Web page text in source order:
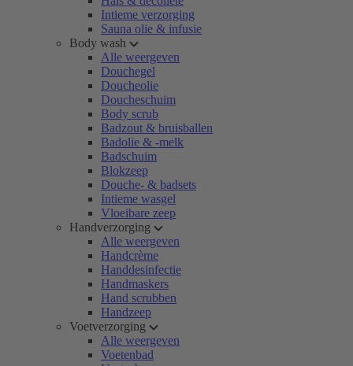
Intieme verzorging
Sauna olie & infusie
Body wash
Alle weergeven
Douchegel
Doucheolie
Doucheschuim
Body scrub
Badzout & bruisballen
Badolie & -melk
Badschuim
Blokzeep
Douche- & badsets
Intieme wasgel
Vloeibare zeep
Handverzorging
Alle weergeven
Handcrème
Handdesinfectie
Handmaskers
Hand scrubben
Handzeep
Voetverzorging
Alle weergeven
Voetenbad